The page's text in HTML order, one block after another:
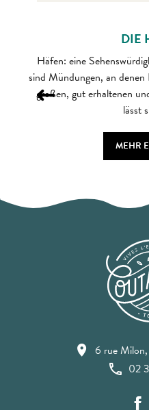
DIE
Häfen: eine
sind Mündungen, an
großen, gut erhaltenen
lässt
MEHR
6 rue
02